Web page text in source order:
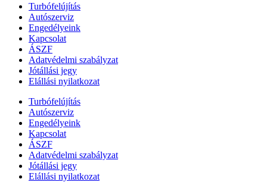
Turbófelújítás
Autószerviz
Engedélyeink
Kapcsolat
ÁSZF
Adatvédelmi szabályzat
Jótállási jegy
Elállási nyilatkozat
Turbófelújítás
Autószerviz
Engedélyeink
Kapcsolat
ÁSZF
Adatvédelmi szabályzat
Jótállási jegy
Elállási nyilatkozat